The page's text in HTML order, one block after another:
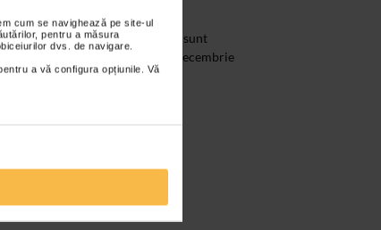
cum se navighează pe site-ul
pentru a măsura
dvs. de navigare.
a vă configura opțiunile. Vă
Bienalei Arte Decorative 2019 sunt
in perioada 9 noiembrie – 9 decembrie